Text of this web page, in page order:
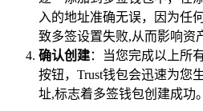
入的地址准确无误，因为任
致多签设置失败,从而影响资
确认创建：当您完成以上所
按钮，Trust钱包会迅速为您
址,标志着多签钱包创建成功。